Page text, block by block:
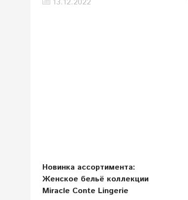
Новинка ассортимента:
Женское бельё коллекции
Miracle Conte Lingerie